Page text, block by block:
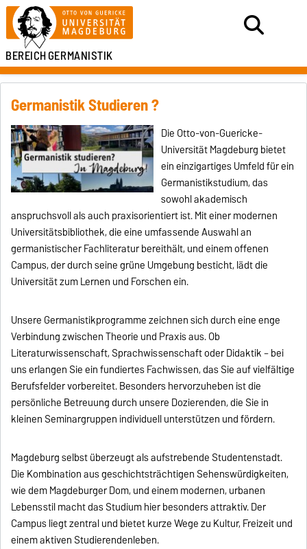
BEREICHGERMANISTIK
Germanistik Studieren ?
Die Otto-von-Guericke-
Universität Magdeburg bietet
ein einzigartiges Umfeld für ein
Germanistikstudium, das
sowohl akademisch
anspruchsvoll als auch praxisorientiert ist. Mit einer modernen
Universitätsbibliothek, die eine umfassende Auswahl an
germanistischer Fachliteratur bereithält, und einem offenen
Campus, der durch seine grüne Umgebung besticht, lädt die
Universität zum Lernen und Forschen ein.
Unsere Germanistikprogramme zeichnen sich durch eine enge
Verbindung zwischen Theorie und Praxis aus. Ob
Literaturwissenschaft, Sprachwissenschaft oder Didaktik – bei
uns erlangen Sie ein fundiertes Fachwissen, das Sie auf vielfältige
Berufsfelder vorbereitet. Besonders hervorzuheben ist die
persönliche Betreuung durch unsere Dozierenden, die Sie in
kleinen Seminargruppen individuell unterstützen und fördern.
Magdeburg selbst überzeugt als aufstrebende Studentenstadt.
Die Kombination aus geschichtsträchtigen Sehenswürdigkeiten,
wie dem Magdeburger Dom, und einem modernen, urbanen
Lebensstil macht das Studium hier besonders attraktiv. Der
Campus liegt zentral und bietet kurze Wege zu Kultur, Freizeit und
einem aktiven Studierendenleben.